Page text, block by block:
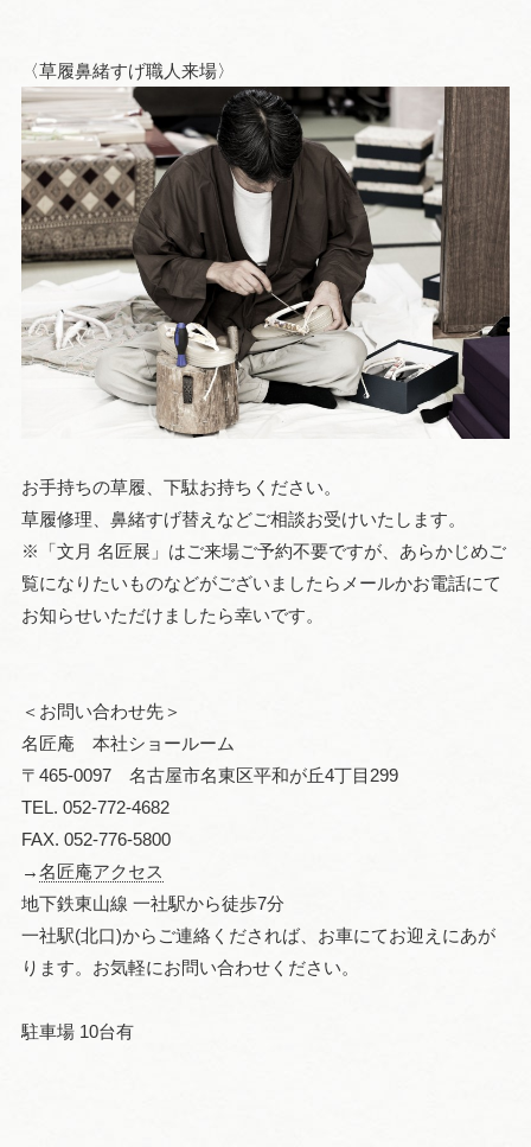
〈草履鼻緒すげ職人来場〉
お手持ちの草履、下駄お持ちください。
草履修理、鼻緒すげ替えなどご相談お受けいたします。
※「文月 名匠展」はご来場ご予約不要ですが、あらかじめご
覧になりたいものなどがございましたらメールかお電話にて
お知らせいただけましたら幸いです。
＜お問い合わせ先＞
名匠庵 本社ショールーム
〒465-0097 名古屋市名東区平和が丘4丁目299
TEL. 052-772-4682
FAX. 052-776-5800
→名匠庵アクセス
地下鉄東山線 一社駅から徒歩7分
一社駅(北口)からご連絡くだされば、お車にてお迎えにあが
ります。お気軽にお問い合わせください。
駐車場 10台有